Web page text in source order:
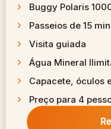
Buggy Polaris
Passeios de 15
Visita guiada
Água Mineral
Capacete, óculos
Preço para 4